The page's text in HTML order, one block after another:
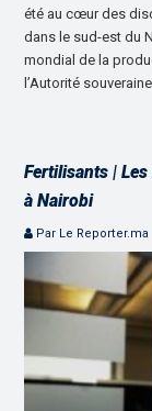
été au cœur des
dans le sud-est du
mondial de la
l’Autorité
Fertilisants |
à Nairobi
Par Le Reporter.ma